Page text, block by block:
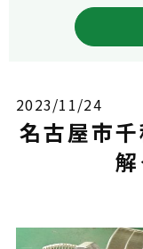
2023/11/24
名古屋市